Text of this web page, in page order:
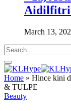
Aidilfitri
March 13,
Home » Hince kini
& TULPE
Beauty